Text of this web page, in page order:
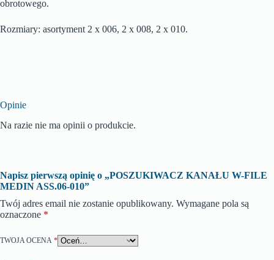
obrotowego.
Rozmiary: asortyment 2 x 006, 2 x 008, 2 x 010.
Opinie
Na razie nie ma opinii o produkcie.
Napisz pierwszą opinię o „POSZUKIWACZ KANAŁU W-FILE
MEDIN ASS.06-010”
Twój adres email nie zostanie opublikowany. Wymagane pola są
oznaczone *
TWOJA OCENA *